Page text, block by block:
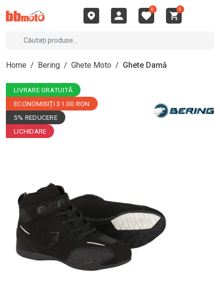
0 0
Home / Bering / Ghete Moto / Ghete Damă
LIVRARE GRATUITĂ
ECONOMISIȚI 31.00 RON
5% REDUCERE
LICHIDARE